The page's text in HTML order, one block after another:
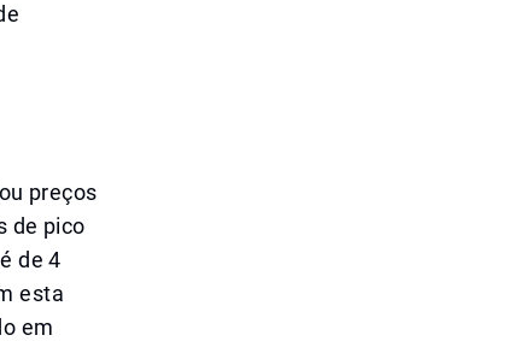
preços
de pico
de 4
esta
em